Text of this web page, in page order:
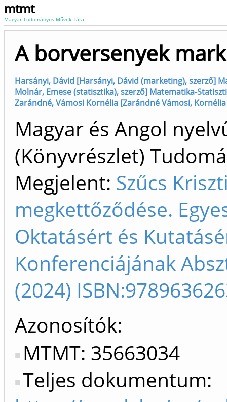
mtmt
Magyar Tudományos Művek Tára
A borversenyek
Harsányi, Dávid [Harsányi, Dávid (marketing), szerző]
Molnár, Emese (statisztika), szerző] Matematika-
Zarándné, Vámosi Kornélia [Zarándné Vámosi,
Magyar és Angol
(Könyvrészlet)
Megjelent: Szűcs
megkettőződése.
Oktatásért és
Konferenciájának
(2024)
Azonosítók
MTMT: 35663034
Teljes dokumentum: